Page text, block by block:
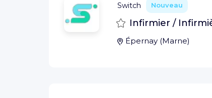
Switch Nouveau
Sauvegarder
Infirmier /
Épernay(Marne)